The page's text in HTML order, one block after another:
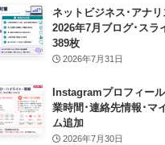
ネットビジネス･アナリ
2026年7月ブログ･スラ
389枚
2026年7月31日
Instagramプロフィー
業時間･連絡先情報･マ
ム追加
2026年7月30日